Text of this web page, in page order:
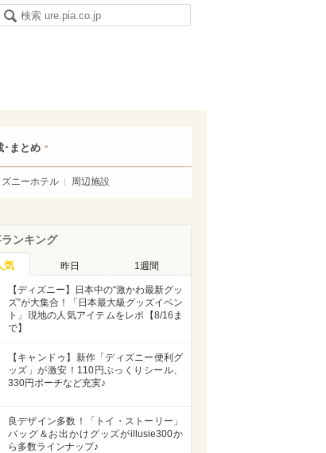
･まとめ
ニーホテル 周辺施設
ランキング
気 昨日 1週間
【ディズニー】日本中の“激かわ最新グッ
ズ”が大集合！「日本最大級グッズイベン
ト」現地の人気アイテムをレポ【8/16ま
で】
【キャンドゥ】新作「ディズニー便利グ
ッズ」が激安！110円ぷっくりシール、
330円ポーチなど充実♪
良デザイン多数！「トイ・ストーリー」
バッグ＆お出かけグッズがillusie300か
ら多数ラインナップ♪